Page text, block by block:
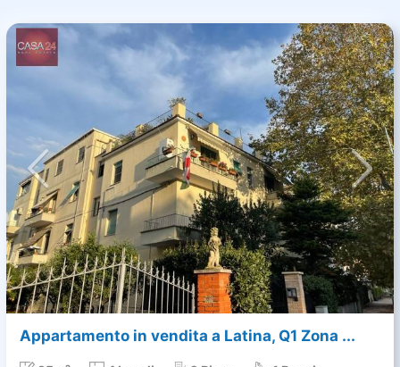
Appartamento in vendita a Latina, Q1 Zona ...